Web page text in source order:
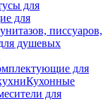
для
для
писсуаров,
душевых
для
Кухонные
для